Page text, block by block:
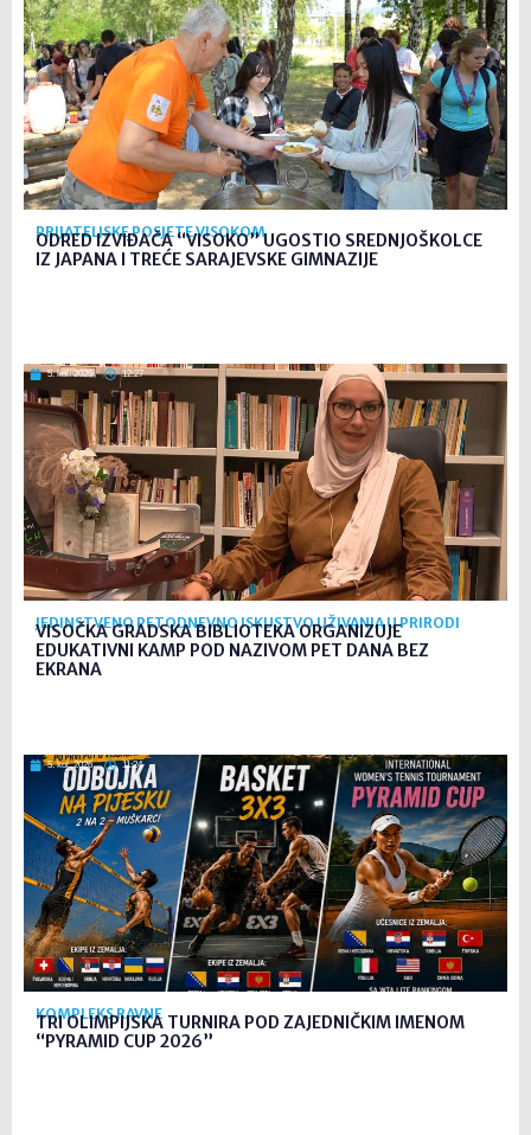
PRIJATELJSKE POSJETE VISOKOM
ODRED IZVIĐAČA “VISOKO” UGOSTIO SREDNJOŠKOLCE
IZ JAPANA I TREĆE SARAJEVSKE GIMNAZIJE
5. kol. 2026 12:27
JEDINSTVENO PETODNEVNO ISKUSTVO UŽIVANJA U PRIRODI
VISOČKA GRADSKA BIBLIOTEKA ORGANIZUJE
EDUKATIVNI KAMP POD NAZIVOM PET DANA BEZ
EKRANA
5. kol. 2026 11:24
KOMPLEKS RAVNE
TRI OLIMPIJSKA TURNIRA POD ZAJEDNIČKIM IMENOM
“PYRAMID CUP 2026”